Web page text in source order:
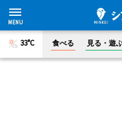
33°C 食べる 見る・遊